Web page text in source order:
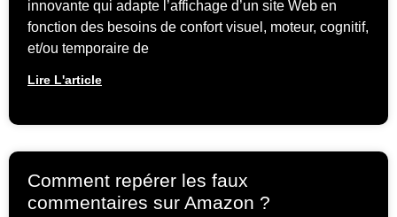
innovante qui adapte l’affichage d’un site Web en
fonction des besoins de confort visuel, moteur, cognitif,
et/ou temporaire de
Lire L'article
Comment repérer les faux
commentaires sur Amazon ?